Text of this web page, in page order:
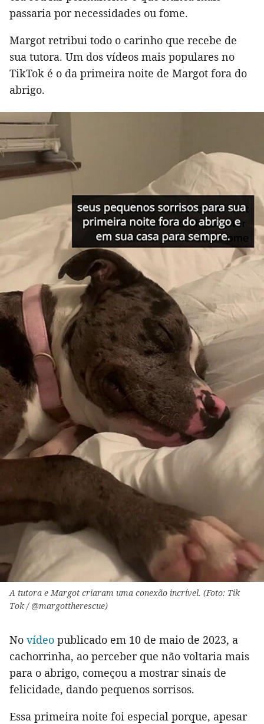
passaria por necessidades ou fome.
Margot retribui todo o carinho que recebe de
sua tutora. Um dos vídeos mais populares no
TikTok é o da primeira noite de Margot fora do
abrigo.
A tutora e Margot criaram uma conexão incrível. (Foto: Tik
Tok / @margottherescue)
No vídeo publicado em 10 de maio de 2023, a
cachorrinha, ao perceber que não voltaria mais
para o abrigo, começou a mostrar sinais de
felicidade, dando pequenos sorrisos.
Essa primeira noite foi especial porque, apesar